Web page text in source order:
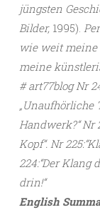
jüngsten
Bilder, 1995).
wie weit meine
meine
# art77blog Nr
„Unaufhörliche
Handwerk?“ Nr
Kopf“. Nr
224:“Der Klang
drin!“
English